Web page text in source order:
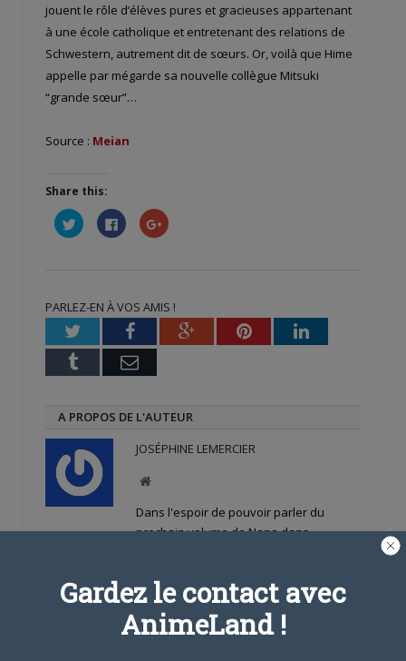
jouent le rôle d’élèves pures et gracieuses appartenant
à une école catholique et entretenant des relations de
Schwestern, autrement dit de sœurs. Or, voilà que Hime
appelle par mégarde sa nouvelle collègue Mitsuki
“grande sœur”…
Source : Meian
Share this:
Cliquez
pour
partager
fenêtre)
Cliquez
pour
partager
fenêtre)
Cliquez
pour
nouvelle
fenêtre)
PARLEZ-EN À VOS AMIS !
TwitterFacebookGoogle+PinterestLinkedIn
Tumblr Email
A PROPOS DE L'AUTEUR
JOSÉPHINE LEMERCIER
Site
Dans l'espoir de pouvoir parler du
prochain volume de Nana dans
ARTICLES LIÉS
Gardez le contact avec
AnimeLand !